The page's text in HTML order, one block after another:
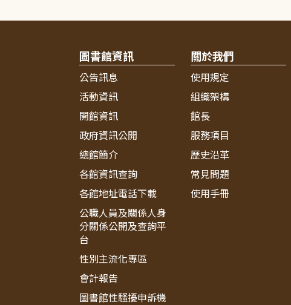
圖書館資訊
公告訊息
活動資訊
開館資訊
政府資訊公開
總館簡介
各館資訊查詢
各館地址電話下載
公職人員及關係人身
分關係公開及查詢平
台
性別主流化專區
會計報告
圖書館性騷擾申訴機
關於我們
使用規定
組織架構
館長
服務項目
歷史沿革
常見問題
使用手冊